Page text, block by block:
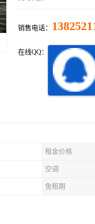
销售电话：
在线QQ：
租金价格
空调
免租期